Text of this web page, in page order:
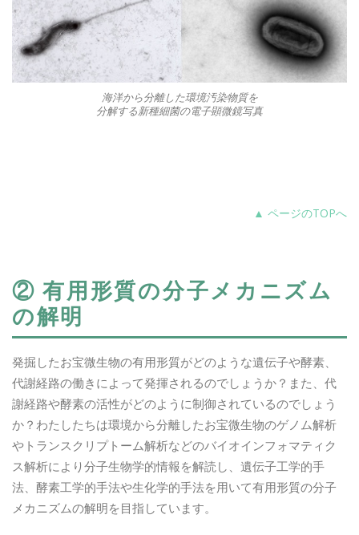
海洋から分離した環境汚染物質を
分解する新種細菌の電子顕微鏡写真
▲ ページのTOPへ
② 有用形質の分子メカニズム
の解明
発掘したお宝微生物の有用形質がどのような遺伝子や酵素、
代謝経路の働きによって発揮されるのでしょうか？また、代
謝経路や酵素の活性がどのように制御されているのでしょう
か？わたしたちは環境から分離したお宝微生物のゲノム解析
やトランスクリプトーム解析などのバイオインフォマティク
ス解析により分子生物学的情報を解読し、遺伝子工学的手
法、酵素工学的手法や生化学的手法を用いて有用形質の分子
メカニズムの解明を目指しています。